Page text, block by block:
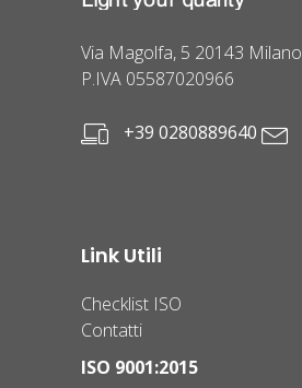
Via Magolfa, 5 20143 Milano
P.IVA 05587020966
+39 0280889640
Link Utili
Checklist ISO
Contatti
ISO 9001:2015